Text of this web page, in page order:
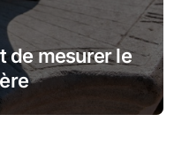
de mesurer le